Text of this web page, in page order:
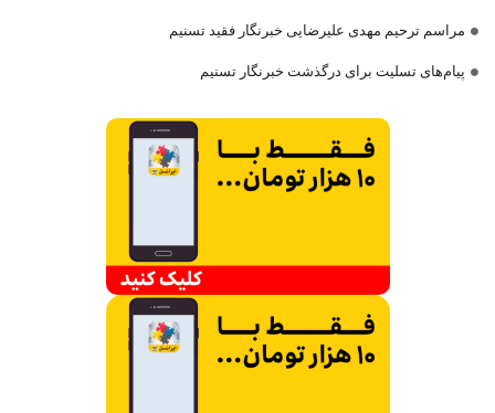
مراسم ترحیم مهدی علیرضایی خبرنگار فقید تسنیم
پیام‌های تسلیت برای درگذشت خبرنگار تسنیم